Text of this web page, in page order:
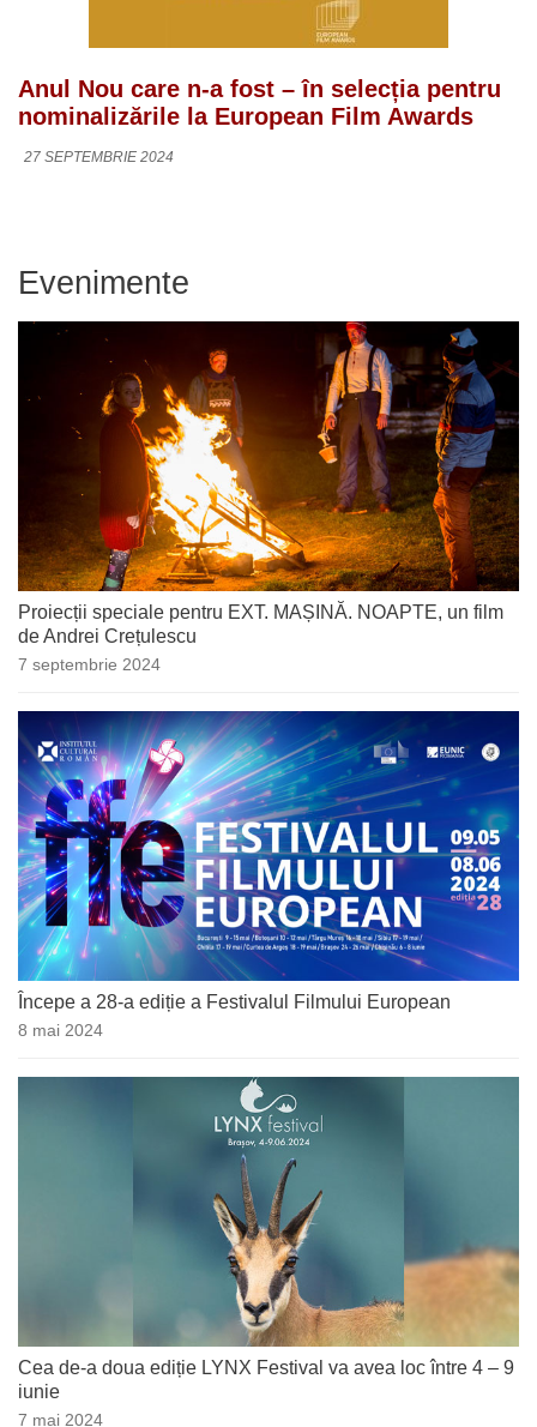
Anul Nou care n-a fost – în selecția pentru
nominalizările la European Film Awards
27 SEPTEMBRIE 2024
Evenimente
Proiecții speciale pentru EXT. MAȘINĂ. NOAPTE, un film
de Andrei Crețulescu
7 septembrie 2024
Începe a 28-a ediție a Festivalul Filmului European
8 mai 2024
Cea de-a doua ediție LYNX Festival va avea loc între 4 – 9
iunie
7 mai 2024